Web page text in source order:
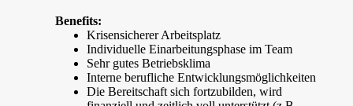
Benefits:
Krisensicherer Arbeitsplatz
Individuelle Einarbeitungsphase im Team
Sehr gutes Betriebsklima
Interne berufliche Entwicklungsmöglichkeiten
Die Bereitschaft sich fortzubilden, wird